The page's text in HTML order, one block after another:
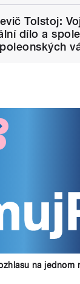
Tolstoj:
dílo a
na jednom